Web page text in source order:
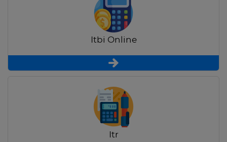
Itbi Online
Itr